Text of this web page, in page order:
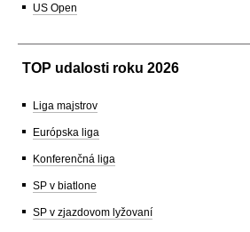
US Open
TOP udalosti roku 2026
Liga majstrov
Európska liga
Konferenčná liga
SP v biatlone
SP v zjazdovom lyžovaní